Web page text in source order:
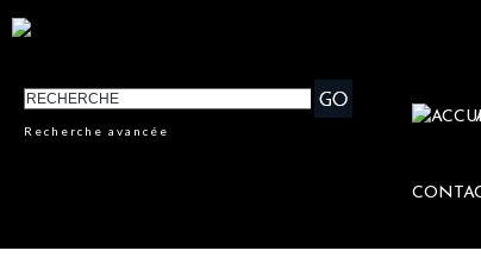
Recherche avancée